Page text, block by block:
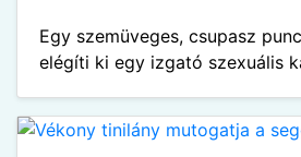
Egy szemüveges, csupasz
elégíti ki egy izgató szexuális